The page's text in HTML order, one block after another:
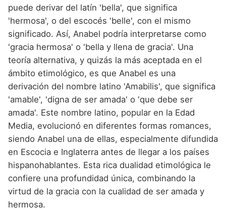
puede derivar del latín 'bella', que significa
'hermosa', o del escocés 'belle', con el mismo
significado. Así, Anabel podría interpretarse como
'gracia hermosa' o 'bella y llena de gracia'. Una
teoría alternativa, y quizás la más aceptada en el
ámbito etimológico, es que Anabel es una
derivación del nombre latino 'Amabilis', que significa
'amable', 'digna de ser amada' o 'que debe ser
amada'. Este nombre latino, popular en la Edad
Media, evolucionó en diferentes formas romances,
siendo Anabel una de ellas, especialmente difundida
en Escocia e Inglaterra antes de llegar a los países
hispanohablantes. Esta rica dualidad etimológica le
confiere una profundidad única, combinando la
virtud de la gracia con la cualidad de ser amada y
hermosa.